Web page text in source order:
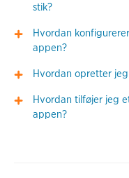
stik?
Hvordan
appen?
Hvordan opretter
Hvordan tilføjer jeg
appen?